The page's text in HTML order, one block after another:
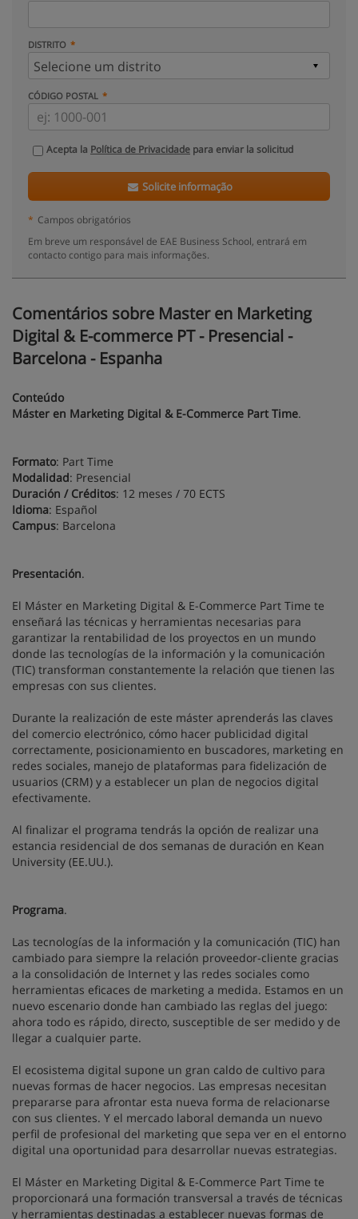
DISTRITO
CÓDIGO POSTAL
Acepta la Política de Privacidade para enviar la solicitud
Solicite informação
* Campos obrigatórios
Em breve um responsável de EAE Business School, entrará em
contacto contigo para mais informações.
Comentários sobre Master en Marketing
Digital & E-commerce PT - Presencial -
Barcelona - Espanha
Conteúdo
Máster en Marketing Digital & E-Commerce Part Time.
Formato: Part Time
Modalidad: Presencial
Duración / Créditos: 12 meses / 70 ECTS
Idioma: Español
Campus: Barcelona
Presentación.
El Máster en Marketing Digital & E-Commerce Part Time te
enseñará las técnicas y herramientas necesarias para
garantizar la rentabilidad de los proyectos en un mundo
donde las tecnologías de la información y la comunicación
(TIC) transforman constantemente la relación que tienen las
empresas con sus clientes.
Durante la realización de este máster aprenderás las claves
del comercio electrónico, cómo hacer publicidad digital
correctamente, posicionamiento en buscadores, marketing en
redes sociales, manejo de plataformas para fidelización de
usuarios (CRM) y a establecer un plan de negocios digital
efectivamente.
Al finalizar el programa tendrás la opción de realizar una
estancia residencial de dos semanas de duración en Kean
University (EE.UU.).
Programa.
Las tecnologías de la información y la comunicación (TIC) han
cambiado para siempre la relación proveedor-cliente gracias
a la consolidación de Internet y las redes sociales como
herramientas eficaces de marketing a medida. Estamos en un
nuevo escenario donde han cambiado las reglas del juego:
ahora todo es rápido, directo, susceptible de ser medido y de
llegar a cualquier parte.
El ecosistema digital supone un gran caldo de cultivo para
nuevas formas de hacer negocios. Las empresas necesitan
prepararse para afrontar esta nueva forma de relacionarse
con sus clientes. Y el mercado laboral demanda un nuevo
perfil de profesional del marketing que sepa ver en el entorno
digital una oportunidad para desarrollar nuevas estrategias.
El Máster en Marketing Digital & E-Commerce Part Time te
proporcionará una formación transversal a través de técnicas
y herramientas destinadas a establecer nuevas formas de